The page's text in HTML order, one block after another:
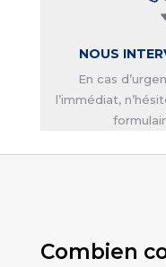
NOUS
En cas
l’immédiat,
Combien